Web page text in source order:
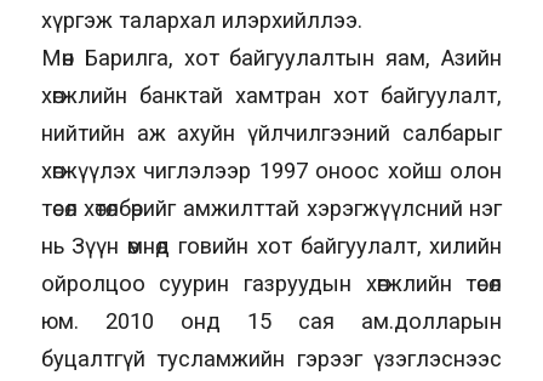
хүргэж талархал илэрхийллээ.
Мөн Барилга, хот байгуулалтын яам, Азийн
хөгжлийн банктай хамтран хот байгуулалт,
нийтийн аж ахуйн үйлчилгээний салбарыг
хөгжүүлэх чиглэлээр 1997 оноос хойш олон
төсөл хөтөлбөрийг амжилттай хэрэгжүүлсний нэг
нь Зүүн өмнөд говийн хот байгуулалт, хилийн
ойролцоо суурин газруудын хөгжлийн төсөл
юм. 2010 онд 15 сая ам.долларын
буцалтгүй тусламжийн гэрээг үзэглэснээс